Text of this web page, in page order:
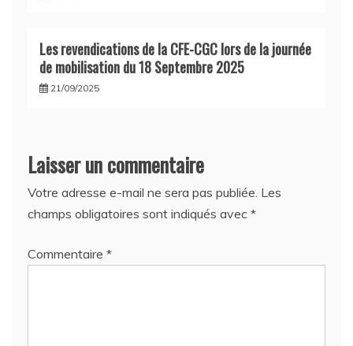
Les revendications de la CFE-CGC lors de la journée
de mobilisation du 18 Septembre 2025
21/09/2025
Laisser un commentaire
Votre adresse e-mail ne sera pas publiée. Les
champs obligatoires sont indiqués avec *
Commentaire *